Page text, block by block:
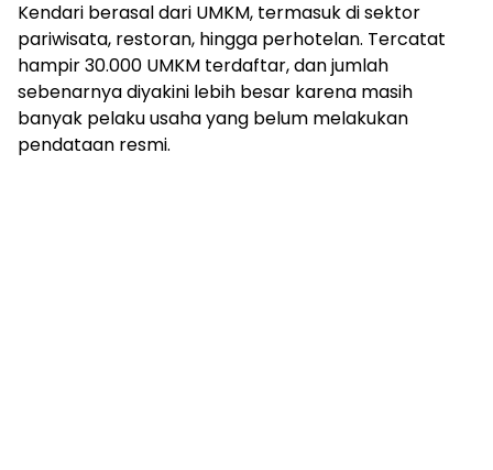
Kendari berasal dari UMKM, termasuk di sektor
pariwisata, restoran, hingga perhotelan. Tercatat
hampir 30.000 UMKM terdaftar, dan jumlah
sebenarnya diyakini lebih besar karena masih
banyak pelaku usaha yang belum melakukan
pendataan resmi.